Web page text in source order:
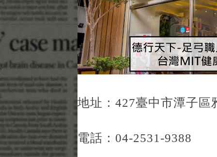
地址：427臺中市潭子區
電話：04-2531-9388